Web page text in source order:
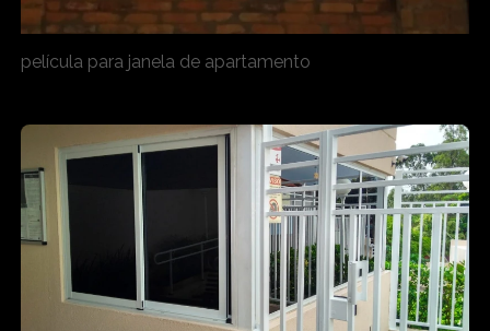
película para janela de apartamento